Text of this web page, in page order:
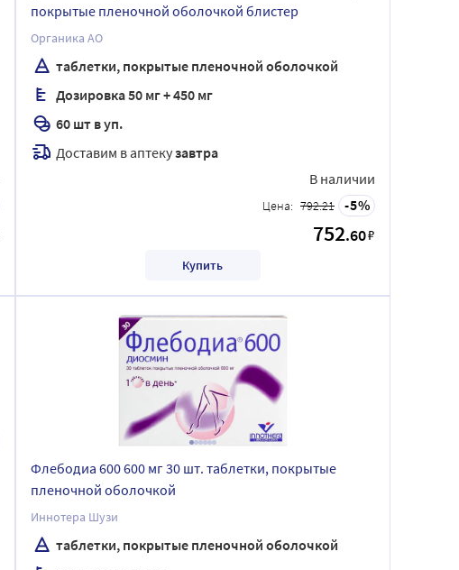
покрытые пленочной оболочкой блистер
Органика АО
таблетки, покрытые пленочной оболочкой
Дозировка 50 мг + 450 мг
60 шт в уп.
Доставим в аптекузавтра
В наличии
Цена: 792.21 5
752.60₽
Купить
Флебодиа 600 600 мг 30 шт. таблетки, покрытые
пленочной оболочкой
Иннотера Шузи
таблетки, покрытые пленочной оболочкой